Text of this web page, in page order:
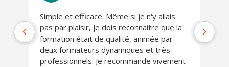
Simple et efficace. Même si je n'y allais
pas par plaisir, je dois reconnaitre que la
formation était de qualité, animée par
deux formateurs dynamiques et très
professionnels. Je recommande vivement